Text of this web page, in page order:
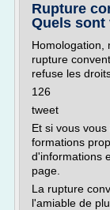
Rupture
Quels
Homologation,
rupture
refuse les
126
tweet
Et si vous
formations
d'informations
page.
La rupture
l'amiable de